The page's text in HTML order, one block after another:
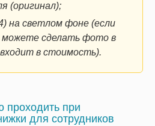
(оригинал);
на светлом фоне (если
можете сделать фото в
в стоимость).
проходить при
для сотрудников